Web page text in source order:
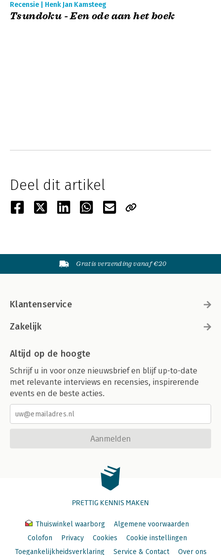
Recensie | Henk Jan Kamsteeg
Tsundoku - Een ode aan het boek
Deel dit artikel
Gratis verzending vanaf €20
Klantenservice
Zakelijk
Altijd op de hoogte
Schrijf u in voor onze nieuwsbrief en blijf up-to-date
met relevante interviews en recensies, inspirerende
events en de beste acties.
Aanmelden
PRETTIG KENNIS MAKEN
Thuiswinkel waarborg
Algemene voorwaarden
Colofon
Privacy Cookies
Cookie instellingen
Toegankelijkheidsverklaring
Service & Contact Over ons